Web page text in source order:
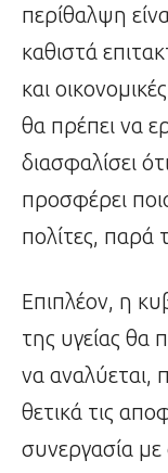
περίθαλψη
καθιστά
και
θα πρέπει να
διασφαλίσει
προσφέρει
πολίτες, παρά
Επιπλέον, η
της υγείας θα
να αναλύεται,
θετικά τις
συνεργασία με